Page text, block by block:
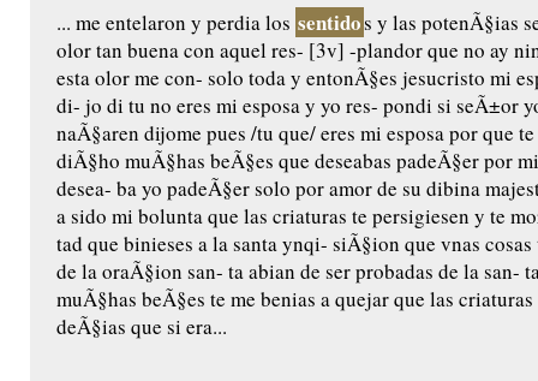
... me entelaron y perdia los sentidos y las potenÃ§ias
olor tan buena con aquel res- [3v] -plandor que no ay
esta olor me con- solo toda y entonÃ§es jesucristo mi
di- jo di tu no eres mi esposa y yo res- pondi si seÃ±or
naÃ§aren dijome pues /tu que/ eres mi esposa por que
diÃ§ho muÃ§has beÃ§es que deseabas padeÃ§er por
desea- ba yo padeÃ§er solo por amor de su dibina
a sido mi bolunta que las criaturas te persigiesen y te
tad que binieses a la santa ynqi- siÃ§ion que vnas
de la oraÃ§ion san- ta abian de ser probadas de la san-
muÃ§has beÃ§es te me benias a quejar que las
deÃ§ias que si era...